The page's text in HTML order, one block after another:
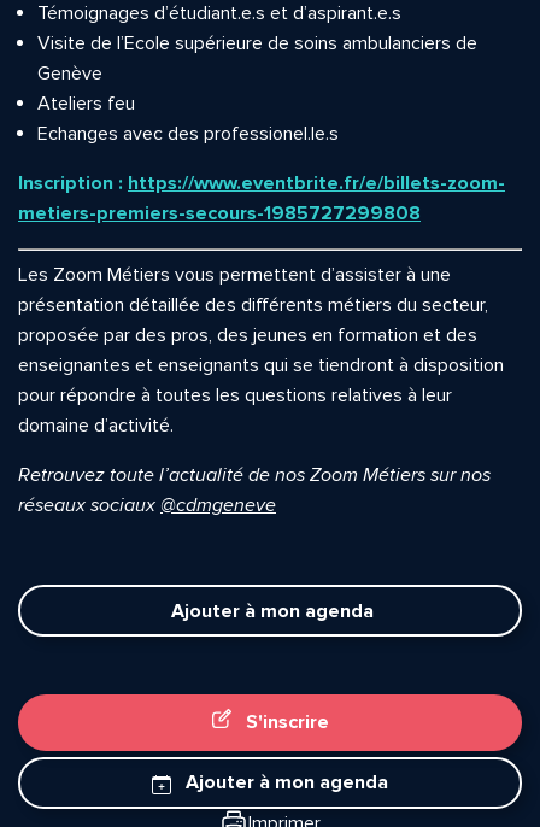
Témoignages d’étudiant.e.s et d’aspirant.e.s
Visite de l’Ecole supérieure de soins ambulanciers de
Genève
Ateliers feu
Echanges avec des professionel.le.s
Inscription : https://www.eventbrite.fr/e/billets-zoom-
metiers-premiers-secours-1985727299808
Les Zoom Métiers vous permettent d’assister à une
présentation détaillée des différents métiers du secteur,
proposée par des pros, des jeunes en formation et des
enseignantes et enseignants qui se tiendront à disposition
pour répondre à toutes les questions relatives à leur
domaine d’activité.
Retrouvez toute l’actualité de nos Zoom Métiers sur nos
réseaux sociaux @cdmgeneve
Ajouter à mon agenda
S'inscrire
Ajouter à mon agenda